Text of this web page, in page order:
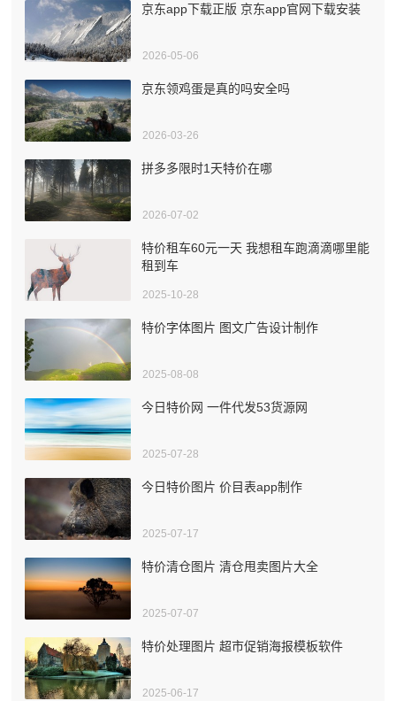
京东app下载正版 京东app官网下载安装
2026-05-06
京东领鸡蛋是真的吗安全吗
2026-03-26
拼多多限时1天特价在哪
2026-07-02
特价租车60元一天 我想租车跑滴滴哪里能
租到车
2025-10-28
特价字体图片 图文广告设计制作
2025-08-08
今日特价网 一件代发53货源网
2025-07-28
今日特价图片 价目表app制作
2025-07-17
特价清仓图片 清仓甩卖图片大全
2025-07-07
特价处理图片 超市促销海报模板软件
2025-06-17